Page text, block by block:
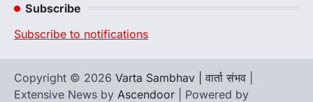
Subscribe
Subscribe to notifications
Copyright © 2026 Varta Sambhav | वार्ता संभव
Extensive News by Ascendoor | Powered by